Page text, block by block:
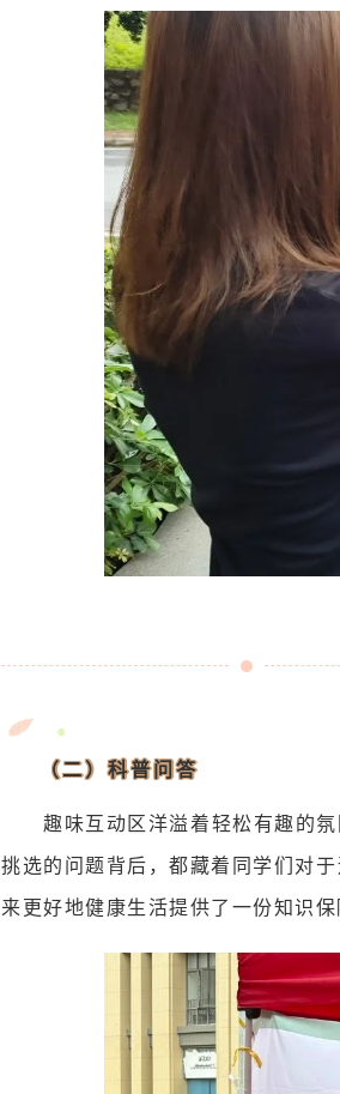
（二）科普问答
趣味互动区洋溢着轻松有趣的
挑选的问题背后，都藏着同学们对
来更好地健康生活提供了一份知识保